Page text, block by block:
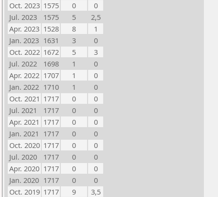
Oct. 2023 1575 0
0
Jul. 2023
1575 5
2,5
Apr. 2023 1528 8
1
Jan. 2023 1631 3
0
Oct. 2022 1672 5
3
Jul. 2022
1698 1
0
Apr. 2022 1707 1
0
Jan. 2022 1710 1
0
Oct. 2021 1717 0
0
Jul. 2021
1717 0
0
Apr. 2021 1717 0
0
Jan. 2021 1717 0
0
Oct. 2020 1717 0
0
Jul. 2020
1717 0
0
Apr. 2020 1717 0
0
Jan. 2020 1717 0
0
Oct. 2019 1717 9
3,5